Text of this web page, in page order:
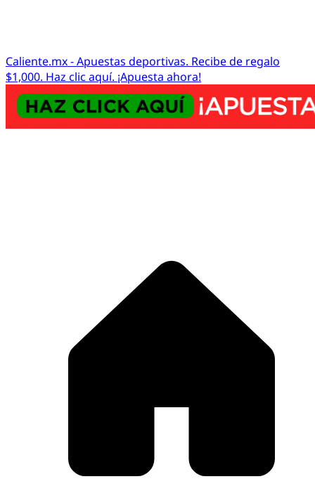
Caliente.mx - Apuestas deportivas. Recibe de regalo
$1,000. Haz clic aquí. ¡Apuesta ahora!